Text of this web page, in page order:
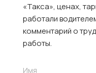
«Такса», ценах,
работали
комментарий о
работы.